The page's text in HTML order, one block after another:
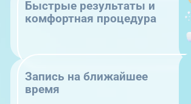
Быстрые результаты и
комфортная процедура
Запись на ближайшее
время